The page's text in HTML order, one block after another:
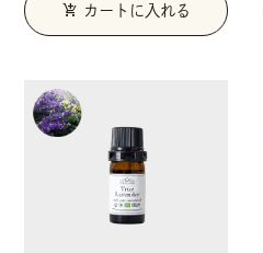
add_shopping_cart カートに入れる